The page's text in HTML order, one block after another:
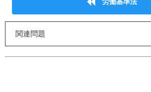
労働基準法
関連問題